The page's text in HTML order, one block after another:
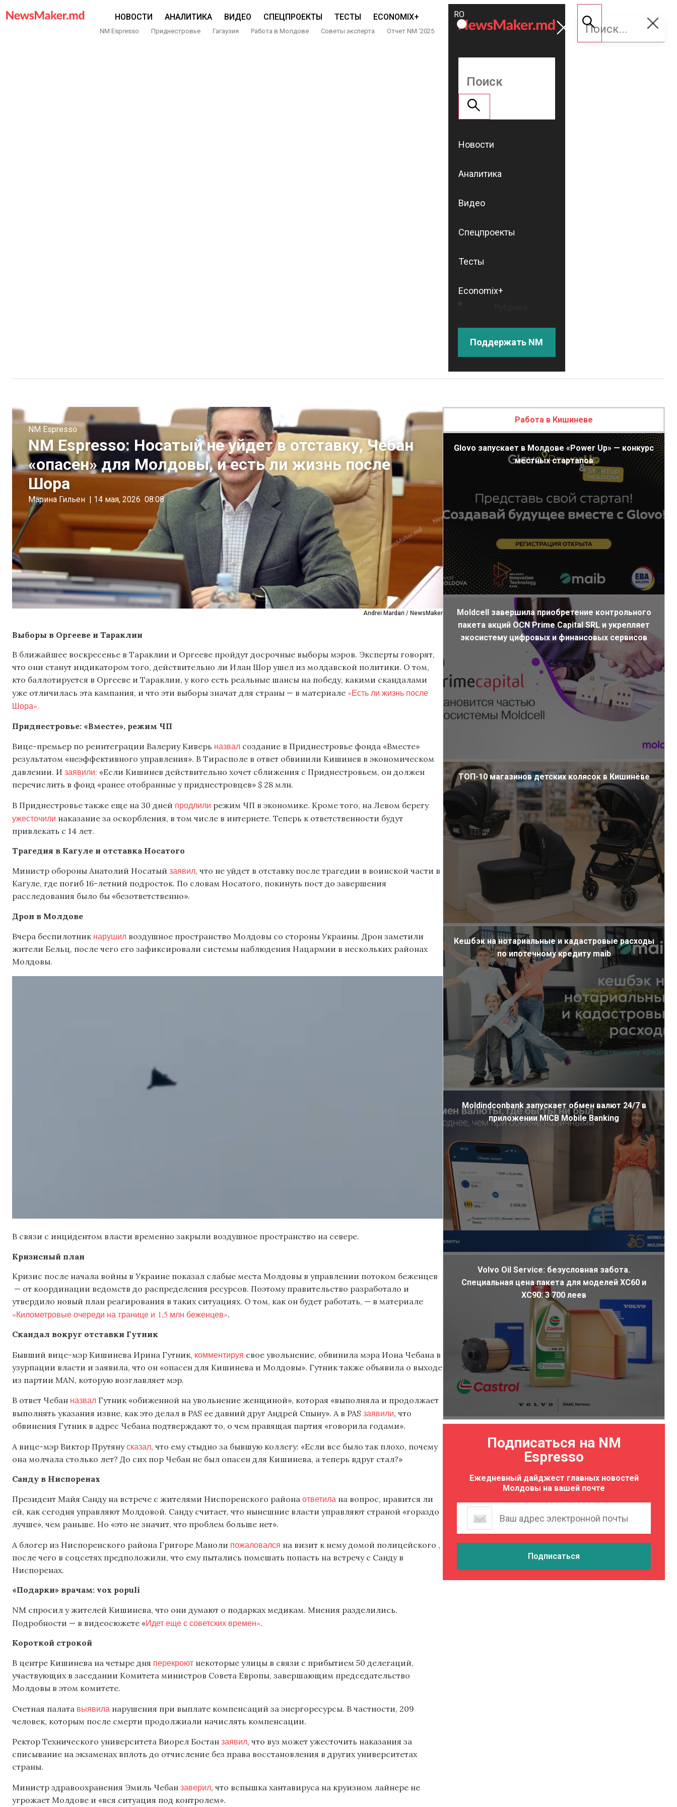
НОВОСТИ АНАЛИТИКА ВИДЕО СПЕЦПРОЕКТЫ ТЕСТЫ ECONOMIX+
NM Espresso Приднестровье Гагаузия Работа в Молдове Советы эксперта Отчет NM ‘2025
ROMÂNĂ
RU
Поддержать
NM
Новости
Аналитика
Видео
Спецпроекты
Тесты
Economix+
Поддержать NM
Andrei Mardari / NewsMaker
NM Espresso
NM Espresso: Носатый не уйдет в отставку, Чебан
«опасен» для Молдовы, и есть ли жизнь после
Шора
Марина Гильен | 14 мая, 2026 08:08
Выборы в Оргееве и Тараклии
В ближайшее воскресенье в Тараклии и Оргееве пройдут досрочные выборы мэров. Эксперты говорят,
что они станут индикатором того, действительно ли Илан Шор ушел из молдавской политики. О том,
кто баллотируется в Оргееве и Тараклии, у кого есть реальные шансы на победу, какими скандалами
уже отличилась эта кампания, и что эти выборы значат для страны — в материале «Есть ли жизнь после
Шора».
Приднестровье: «Вместе», режим ЧП
Вице-премьер по реинтеграции Валериу Киверь назвал создание в Приднестровье фонда «Вместе»
результатом «неэффективного управления». В Тирасполе в ответ обвинили Кишинев в экономическом
давлении. И заявили: «Если Кишинев действительно хочет сближения с Приднестровьем, он должен
перечислить в фонд «ранее отобранные у приднестровцев» $ 28 млн.
В Приднестровье также еще на 30 дней продлили режим ЧП в экономике. Кроме того, на Левом берегу
ужесточили наказание за оскорбления, в том числе в интернете. Теперь к ответственности будут
привлекать с 14 лет.
Трагедия в Кагуле и отставка Носатого
Министр обороны Анатолий Носатый заявил, что не уйдет в отставку после трагедии в воинской части в
Кагуле, где погиб 16-летний подросток. По словам Носатого, покинуть пост до завершения
расследования было бы «безответственно».
Дрон в Молдове
Вчера беспилотник нарушил воздушное пространство Молдовы со стороны Украины. Дрон заметили
жители Бельц, после чего его зафиксировали системы наблюдения Нацармии в нескольких районах
Молдовы.
В связи с инцидентом власти временно закрыли воздушное пространство на севере.
Кризисный план
Кризис после начала войны в Украине показал слабые места Молдовы в управлении потоком беженцев
— от координации ведомств до распределения ресурсов. Поэтому правительство разработало и
утвердило новый план реагирования в таких ситуациях. О том, как он будет работать, — в материале
«Километровые очереди на границе и 1,5 млн беженцев».
Скандал вокруг отставки Гутник
Бывший вице-мэр Кишинева Ирина Гутник, комментируя свое увольнение, обвинила мэра Иона Чебана в
узурпации власти и заявила, что он «опасен для Кишинева и Молдовы». Гутник также объявила о выходе
из партии MAN, которую возглавляет мэр.
В ответ Чебан назвал Гутник «обиженной на увольнение женщиной», которая «выполняла и продолжает
выполнять указания извне, как это делал в PAS ее давний друг Андрей Спыну». А в PAS заявили, что
обвинения Гутник в адрес Чебана подтверждают то, о чем правящая партия «говорила годами».
А вице-мэр Виктор Прутянусказал, что ему стыдно за бывшую коллегу: «Если все было так плохо, почему
она молчала столько лет? До сих пор Чебан не был опасен для Кишинева, а теперь вдруг стал?»
Санду в Ниспоренах
Президент Майя Санду на встрече с жителями Ниспоренского района ответила на вопрос, нравится ли
ей, как сегодня управляют Молдовой. Санду считает, что нынешние власти управляют страной «гораздо
лучше», чем раньше. Но «это не значит, что проблем больше нет».
А блогер из Ниспоренского района Григоре Маноли пожаловался на визит к нему домой полицейского ,
после чего в соцсетях предположили, что ему пытались помешать попасть на встречу с Санду в
Ниспоренах.
«Подарки» врачам: vox populi
NM спросил у жителей Кишинева, что они думают о подарках медикам. Мнения разделились.
Подробности — в видеосюжете «Идет еще с советских времен».
Короткой строкой
В центре Кишинева на четыре дня перекроют некоторые улицы в связи с прибытием 50 делегаций,
участвующих в заседании Комитета министров Совета Европы, завершающим председательство
Молдовы в этом комитете.
Счетная палата выявила нарушения при выплате компенсаций за энергоресурсы. В частности, 209
человек, которым после смерти продолжиали начислять компенсации.
Ректор Технического университета Виорел Бостан заявил, что вуз может ужесточить наказания за
списывание на экзаменах вплоть до отчисление без права восстановления в других университетах
страны.
Министр здравоохранения Эмиль Чебан заверил, что вспышка хантавируса на круизном лайнере не
угрожает Молдове и «вся ситуация под контролем».
Работа в Кишиневе
Glovo запускает в Молдове «Power Up» — конкурс
местных стартапов
Moldcell завершила приобретение контрольного
пакета акций OCN Prime Capital SRL и укрепляет
экосистему цифровых и финансовых сервисов
ТОП-10 магазинов детских колясок в Кишинёве
Кешбэк на нотариальные и кадастровые расходы
по ипотечному кредиту maib
Moldindconbank запускает обмен валют 24/7 в
приложении MICB Mobile Banking
Volvo Oil Service: безусловная забота.
Специальная цена пакета для моделей XC60 и
XC90: 3 700 леев
Подписаться на NM
Espresso
Ежедневный дайджест главных новостей
Молдовы на вашей почте